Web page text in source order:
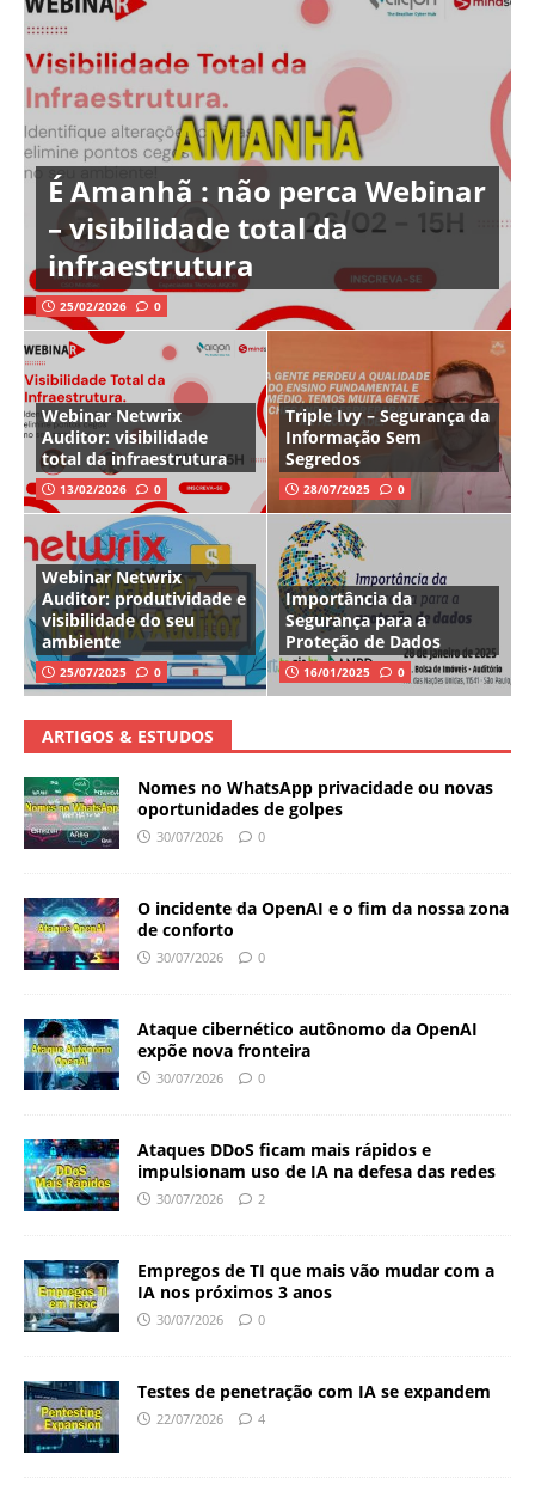
É Amanhã : não perca Webinar
– visibilidade total da
infraestrutura
25/02/2026 0
Webinar Netwrix
Auditor: visibilidade
total da infraestrutura
13/02/2026 0
Triple Ivy – Segurança da
Informação Sem
Segredos
28/07/2025 0
Webinar Netwrix
Auditor: produtividade e
visibilidade do seu
ambiente
25/07/2025 0
Importância da
Segurança para a
Proteção de Dados
16/01/2025 0
ARTIGOS & ESTUDOS
Nomes no WhatsApp privacidade ou novas
oportunidades de golpes
30/07/2026 0
O incidente da OpenAI e o fim da nossa zona
de conforto
30/07/2026 0
Ataque cibernético autônomo da OpenAI
expõe nova fronteira
30/07/2026 0
Ataques DDoS ficam mais rápidos e
impulsionam uso de IA na defesa das redes
30/07/2026 2
Empregos de TI que mais vão mudar com a
IA nos próximos 3 anos
30/07/2026 0
Testes de penetração com IA se expandem
22/07/2026 4